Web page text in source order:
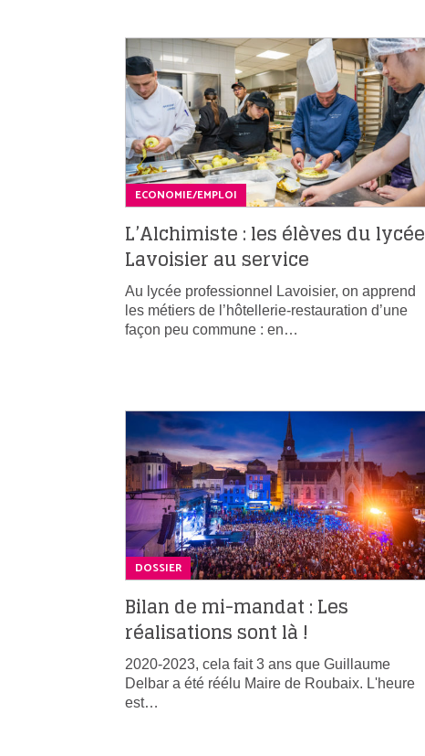
ECONOMIE/EMPLOI
L’Alchimiste : les élèves du lycée
Lavoisier au service
Au lycée professionnel Lavoisier, on apprend
les métiers de l’hôtellerie-restauration d’une
façon peu commune : en…
DOSSIER
Bilan de mi-mandat : Les
réalisations sont là !
2020-2023, cela fait 3 ans que Guillaume
Delbar a été réélu Maire de Roubaix. L'heure
est…